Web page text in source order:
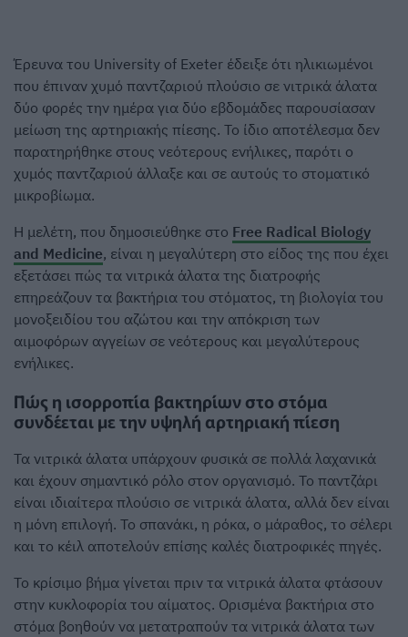
Έρευνα του University of Exeter έδειξε ότι ηλικιωμένοι
που έπιναν χυμό παντζαριού πλούσιο σε νιτρικά άλατα
δύο φορές την ημέρα για δύο εβδομάδες παρουσίασαν
μείωση της αρτηριακής πίεσης. Το ίδιο αποτέλεσμα δεν
παρατηρήθηκε στους νεότερους ενήλικες, παρότι ο
χυμός παντζαριού άλλαξε και σε αυτούς το στοματικό
μικροβίωμα.
Η μελέτη, που δημοσιεύθηκε στο Free Radical Biology
and Medicine, είναι η μεγαλύτερη στο είδος της που έχει
εξετάσει πώς τα νιτρικά άλατα της διατροφής
επηρεάζουν τα βακτήρια του στόματος, τη βιολογία του
μονοξειδίου του αζώτου και την απόκριση των
αιμοφόρων αγγείων σε νεότερους και μεγαλύτερους
ενήλικες.
Πώς η ισορροπία βακτηρίων στο στόμα
συνδέεται με την υψηλή αρτηριακή πίεση
Τα νιτρικά άλατα υπάρχουν φυσικά σε πολλά λαχανικά
και έχουν σημαντικό ρόλο στον οργανισμό. Το παντζάρι
είναι ιδιαίτερα πλούσιο σε νιτρικά άλατα, αλλά δεν είναι
η μόνη επιλογή. Το σπανάκι, η ρόκα, ο μάραθος, το σέλερι
και το κέιλ αποτελούν επίσης καλές διατροφικές πηγές.
Το κρίσιμο βήμα γίνεται πριν τα νιτρικά άλατα φτάσουν
στην κυκλοφορία του αίματος. Ορισμένα βακτήρια στο
στόμα βοηθούν να μετατραπούν τα νιτρικά άλατα των